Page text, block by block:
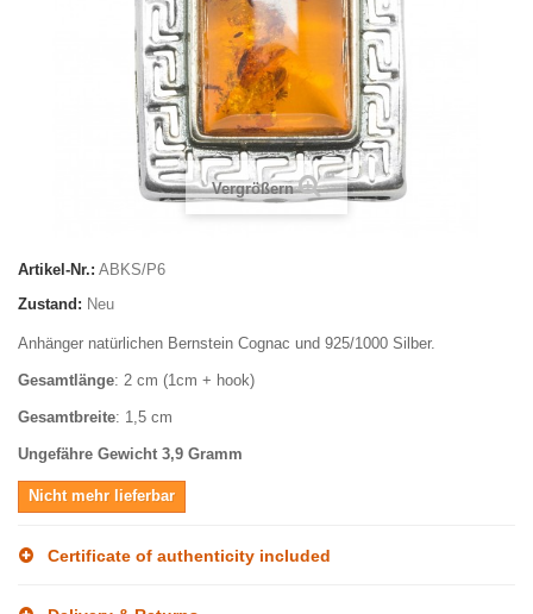
Vergrößern
Artikel-Nr.: ABKS/P6
Zustand: Neu
Anhänger natürlichen Bernstein Cognac und 925/1000 Silber.
Gesamtlänge: 2 cm (1cm + hook)
Gesamtbreite: 1,5 cm
Ungefähre Gewicht 3,9 Gramm
Nicht mehr lieferbar
Certificate of authenticity included